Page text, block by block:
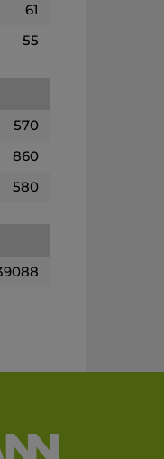
61
55
570
860
580